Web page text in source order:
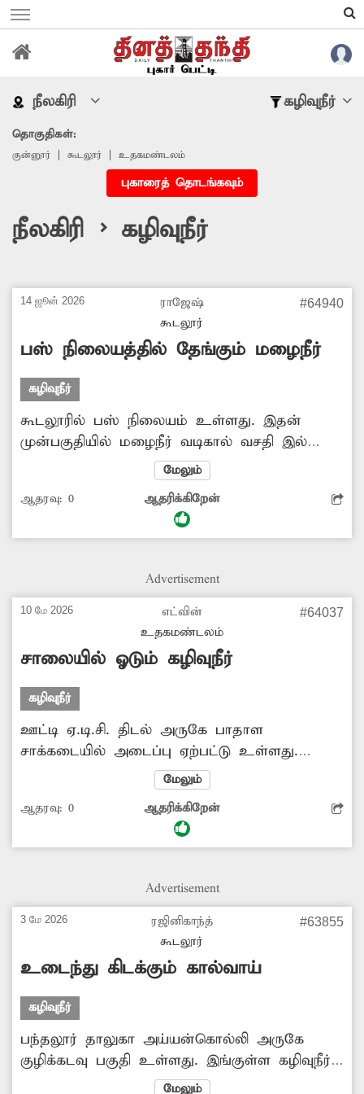
நீலகிரி கழிவுநீர்
தொகுதிகள்:
குன்னூர் கூடலூர் உதகமண்டலம்
புகாரைத் தொடங்கவும்
நீலகிரி > கழிவுநீர்
14 ஜூன் 2026
ராஜேஷ்
கூடலூர்
#64940
பஸ் நிலையத்தில் தேங்கும் மழைநீர்
கழிவுநீர்
கூடலூரில் பஸ் நிலையம் உள்ளது. இதன்
முன்பகுதியில் மழைநீர் வடிகால் வசதி இல்லை.
இதனால் மழைநீர் பஸ் நிலைய முன்பகுதியில்
தேங்கி நிற்கிறது. இதன் காரணமாக அங்கு
வந்து செல்லும் பயணிகள் கடும்
அவதிப்படுகிறார்கள். மேலும் கொசு உற்பத்தி
காணப்படுகிறது. எனவே பஸ் நிலையத்தில்
சம்பந்தப்பட்ட துைற அதிகாரிகள் உரிய
நடவடிக்கை எடுக்க வேண்டும்.
மேலும்
ஆதரவு: 0 ஆதரிக்கிறேன்
Advertisement
10 மே 2026
எட்வின்
உதகமண்டலம்
#64037
சாலையில் ஓடும் கழிவுநீர்
கழிவுநீர்
ஊட்டி ஏ.டி.சி. திடல் அருகே பாதாள
சாக்கடையில் அடைப்பு ஏற்பட்டு உள்ளது.
இதனால் கழிவுநீர் வெளியேறி சாலையில்
ஆறாக ஓடுகிறது. இதன் காரணமாக அந்த
வழியாக சென்று வரும் வாகன ஓட்டிகள் மற்றும்
பாதசாரிகள் கடும் அவதிப்படுகிறார்கள். எனவே
தீர்வு காண வேண்டும்.
மேலும்
ஆதரவு: 0 ஆதரிக்கிறேன்
Advertisement
3 மே 2026
ரஜினிகாந்த்
கூடலூர்
#63855
உடைந்து கிடக்கும் கால்வாய்
கழிவுநீர்
பந்தலூர் தாலுகா அய்யன்கொல்லி அருகே
குழிக்கடவு பகுதி உள்ளது. இங்குள்ள கழிவுநீர்
கால்வாய் உடைந்து கிடக்கிறது. இதனால்
மேலும்